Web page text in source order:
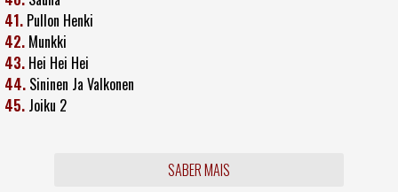
41. Pullon Henki
42. Munkki
43. Hei Hei Hei
44. Sininen Ja Valkonen
45. Joiku 2
SABER MAIS